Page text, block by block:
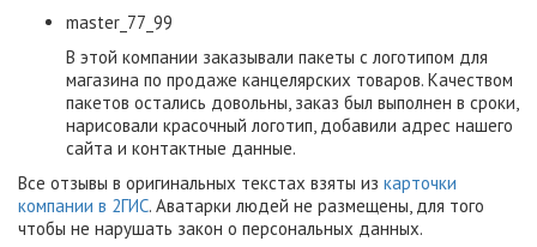
master_77_99
В этой компании заказывали пакеты с логотипом для
магазина по продаже канцелярских товаров. Качеством
пакетов остались довольны, заказ был выполнен в сроки,
нарисовали красочный логотип, добавили адрес нашего
сайта и контактные данные.
Все отзывы в оригинальных текстах взяты из карточки
компании в 2ГИС. Аватарки людей не размещены, для того
чтобы не нарушать закон о персональных данных.